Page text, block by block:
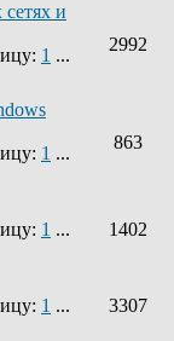
и
1 ...
2992
1 ...
863
1 ...
1402
1 ...
3307